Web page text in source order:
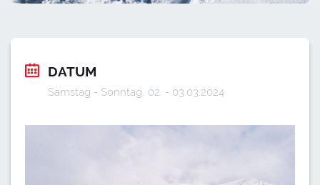
DATUM
Samstag - Sonntag, 02. - 03.03.2024